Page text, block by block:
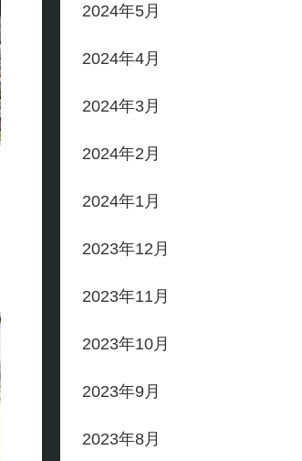
2024年5月
2024年4月
2024年3月
2024年2月
2024年1月
2023年12月
2023年11月
2023年10月
2023年9月
2023年8月